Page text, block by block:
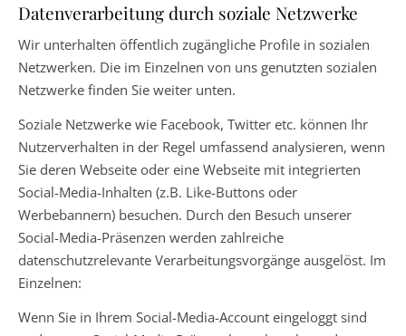
Datenverarbeitung durch soziale Netzwerke
Wir unterhalten öffentlich zugängliche Profile in sozialen
Netzwerken. Die im Einzelnen von uns genutzten sozialen
Netzwerke finden Sie weiter unten.
Soziale Netzwerke wie Facebook, Twitter etc. können Ihr
Nutzerverhalten in der Regel umfassend analysieren, wenn
Sie deren Webseite oder eine Webseite mit integrierten
Social-Media-Inhalten (z.B. Like-Buttons oder
Werbebannern) besuchen. Durch den Besuch unserer
Social-Media-Präsenzen werden zahlreiche
datenschutzrelevante Verarbeitungsvorgänge ausgelöst. Im
Einzelnen:
Wenn Sie in Ihrem Social-Media-Account eingeloggt sind